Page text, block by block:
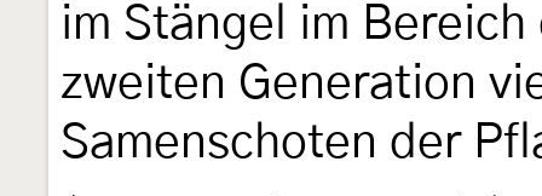
im Stängel im
zweiten Generation
Samenschoten der